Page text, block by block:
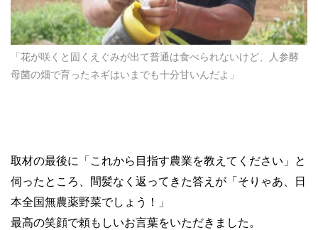
「花が咲くと固くえぐみが出て普通は食べられないけど、人参酵
母菌の畑で育ったネギはいまでも十分甘いんだよ」
取材の最後に「これから目指す農業を教えてください」と
伺ったところ、間髪なく返ってきた答えが「そりゃあ、日
本全国無農薬野菜でしょう！」
最高の笑顔で頼もしいお言葉をいただきました。